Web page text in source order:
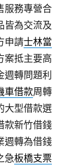
服務專營合
皆為交流及
申請士林當
案抵主要高
週轉問題利
車借款周轉
大型借款選
款新竹借錢
週轉為借錢
急板橋支票